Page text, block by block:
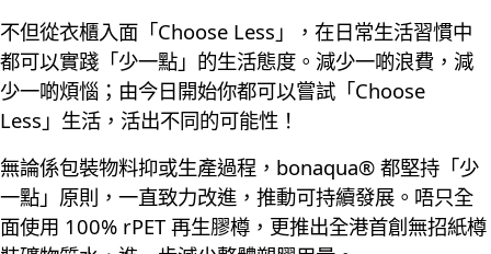
不但從衣櫃入面「Choose Less」，在日常生活習慣中
都可以實踐「少一點」的生活態度。減少一啲浪費，減
少一啲煩惱；由今日開始你都可以嘗試「Choose
Less」生活，活出不同的可能性！
無論係包裝物料抑或生產過程，bonaqua® 都堅持「少
一點」原則，一直致力改進，推動可持續發展。唔只全
面使用 100% rPET 再生膠樽，更推出全港首創無招紙樽